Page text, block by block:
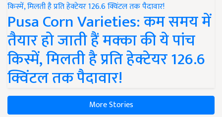
Pusa Corn Varieties: कम समय में
तैयार हो जाती हैं मक्का की ये पांच
किस्में, मिलती है प्रति हेक्टेयर 126.6
क्विंटल तक पैदावार!
More Stories